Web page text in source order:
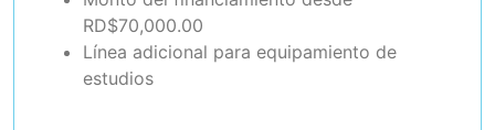
RD$70,000.00
Línea adicional para equipamiento de
estudios